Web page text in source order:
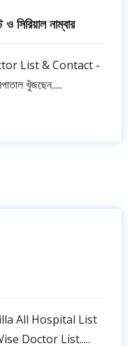
সিরিয়াল নাম্বার
List & Contact -
খুঁজছেন.....
All Hospital List
Doctor List.....